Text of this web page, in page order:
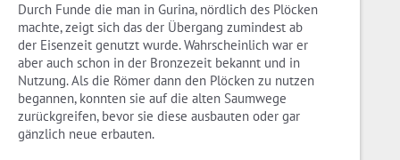
Durch Funde die man in Gurina, nördlich des Plöcken
machte, zeigt sich das der Übergang zumindest ab
der Eisenzeit genutzt wurde. Wahrscheinlich war er
aber auch schon in der Bronzezeit bekannt und in
Nutzung. Als die Römer dann den Plöcken zu nutzen
begannen, konnten sie auf die alten Saumwege
zurückgreifen, bevor sie diese ausbauten oder gar
gänzlich neue erbauten.